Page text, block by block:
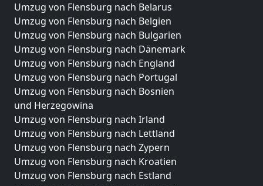
Umzug von Flensburg nach Belarus
Umzug von Flensburg nach Belgien
Umzug von Flensburg nach Bulgarien
Umzug von Flensburg nach Dänemark
Umzug von Flensburg nach England
Umzug von Flensburg nach Portugal
Umzug von Flensburg nach Bosnien
und Herzegowina
Umzug von Flensburg nach Irland
Umzug von Flensburg nach Lettland
Umzug von Flensburg nach Zypern
Umzug von Flensburg nach Kroatien
Umzug von Flensburg nach Estland